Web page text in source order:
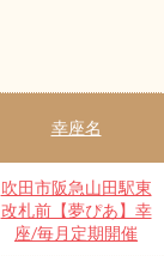
幸座名
吹田市阪急山田駅東
改札前【夢ぴあ】幸
座/毎月定期開催